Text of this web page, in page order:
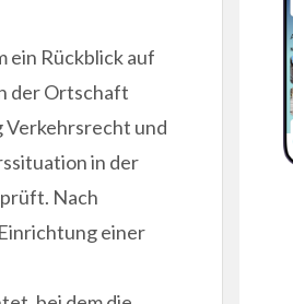
ein Rückblick auf
der Ortschaft
Verkehrsrecht und
in der
Nach
einer